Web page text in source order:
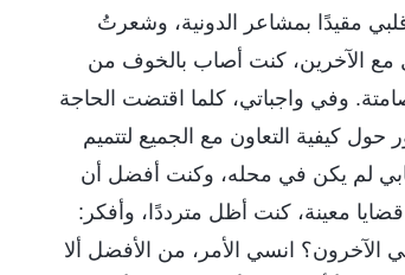
مقيدًا بمشاعر الدونية، وشعرتُ
مع الآخرين، كنت أصاب بالخوف من
وفي واجباتي، كلما اقتضت الحاجة
حول كيفية التعاون مع الجميع لتتميم
لم يكن في محله، وكنت أفضل أن
معينة، كنت أظل مترددًا، وأفكر:
انسي الأمر، من الأفضل ألا